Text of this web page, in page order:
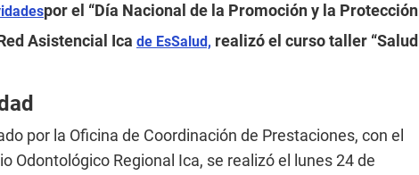
por el “Día Nacional de la Promoción y la Protección
Asistencial Ica de EsSalud, realizó el curso taller “Salud
por la Oficina de Coordinación de Prestaciones, con el
Odontológico Regional Ica, se realizó el lunes 24 de